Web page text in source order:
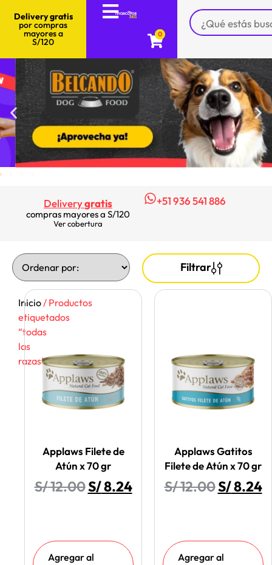
Delivery gratis
por compras
mayores a
S/120
0
Deliverygratis
compras mayores a S/120
Ver cobertura
+51 936 541 886
Filtrar
Inicio/ Productos
etiquetados
“todas
las
razas”
Applaws Filete de
Atún x 70 gr
S/12.00S/8.24
Agregar al
Applaws Gatitos
Filete de Atún x 70 gr
S/12.00S/8.24
Agregar al